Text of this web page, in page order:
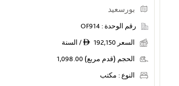
بورسعيد
رقم الوحدة : OF914
السعر ê 192,150 / السنة
الحجم (قدم مربع) 1,098.00
النوع : مكتب